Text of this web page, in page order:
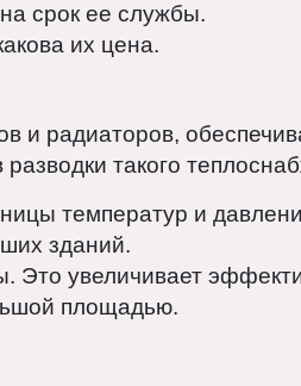
на сборку,
на срок ее службы.
и какова их цена.
и радиаторов,
разводки такого
температур и
зданий.